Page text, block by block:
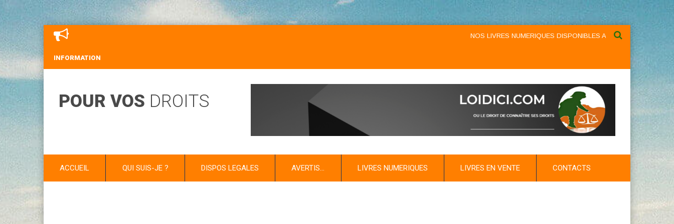
INFORMATION
NOS LIVRES NUMERIQUES DISPONIBLES AU NIVEAU DU MENU
POUR VOS DROITS
ACCUEIL QUI SUIS-JE ? DISPOS LEGALES AVERTIS… LIVRES NUMERIQUES LIVRES EN VENTE CONTACTS